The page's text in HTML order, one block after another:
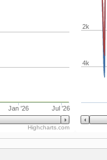
Jan '26 Jul '26
Highcharts.com
2k
4k